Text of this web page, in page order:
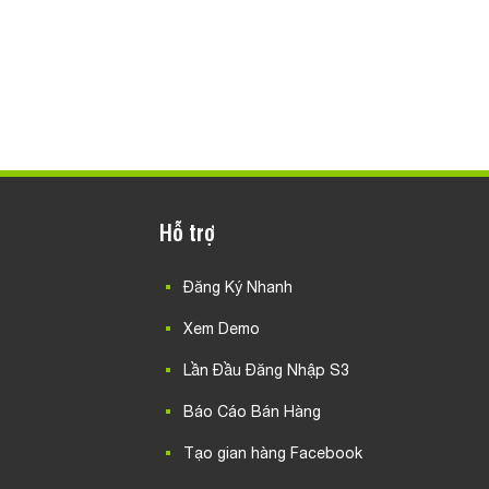
Hỗ trợ
Đăng Ký Nhanh
Xem Demo
Lần Đầu Đăng Nhập S3
Báo Cáo Bán Hàng
Tạo gian hàng Facebook